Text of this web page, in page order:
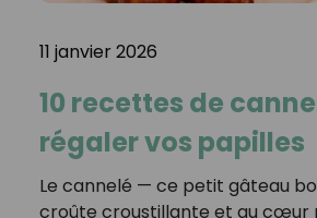
11 janvier 2026
10 recettes de
régaler vos papilles
Le cannelé — ce petit gâteau
croûte croustillante et au cœur